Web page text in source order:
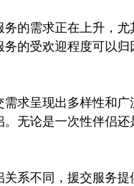
的需求正在上升，
的受欢迎程度可以
需求呈现出多样性和
无论是一次性伴侣
系不同，援交服务